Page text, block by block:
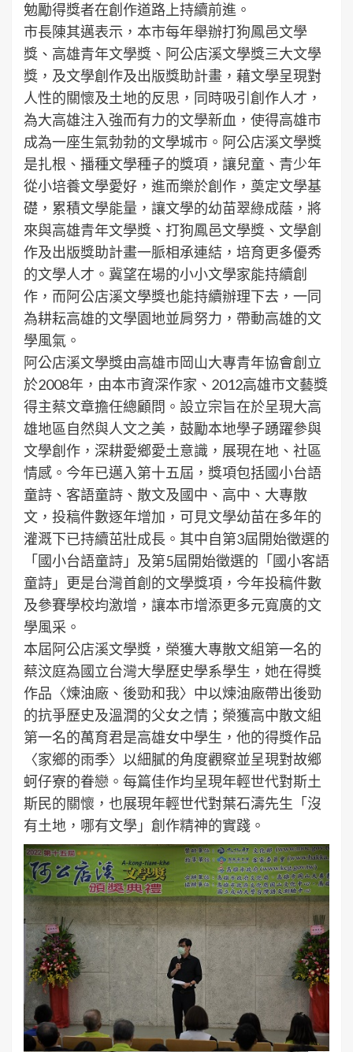
勉勵得獎者在創作道路上持續前進。
市長陳其邁表示，本市每年舉辦打狗鳳邑文學
獎、高雄青年文學獎、阿公店溪文學獎三大文學
獎，及文學創作及出版獎助計畫，藉文學呈現對
人性的關懷及土地的反思，同時吸引創作人才，
為大高雄注入強而有力的文學新血，使得高雄市
成為一座生氣勃勃的文學城市。阿公店溪文學獎
是扎根、播種文學種子的獎項，讓兒童、青少年
從小培養文學愛好，進而樂於創作，奠定文學基
礎，累積文學能量，讓文學的幼苗翠綠成蔭，將
來與高雄青年文學獎、打狗鳳邑文學獎、文學創
作及出版獎助計畫一脈相承連結，培育更多優秀
的文學人才。冀望在場的小小文學家能持續創
作，而阿公店溪文學獎也能持續辦理下去，一同
為耕耘高雄的文學園地並肩努力，帶動高雄的文
學風氣。
阿公店溪文學獎由高雄市岡山大專青年協會創立
於2008年，由本市資深作家、2012高雄市文藝獎
得主蔡文章擔任總顧問。設立宗旨在於呈現大高
雄地區自然與人文之美，鼓勵本地學子踴躍參與
文學創作，深耕愛鄉愛土意識，展現在地、社區
情感。今年已邁入第十五屆，獎項包括國小台語
童詩、客語童詩、散文及國中、高中、大專散
文，投稿件數逐年增加，可見文學幼苗在多年的
灌溉下已持續茁壯成長。其中自第3屆開始徵選的
「國小台語童詩」及第5屆開始徵選的「國小客語
童詩」更是台灣首創的文學獎項，今年投稿件數
及參賽學校均激增，讓本市增添更多元寬廣的文
學風采。
本屆阿公店溪文學獎，榮獲大專散文組第一名的
蔡汶庭為國立台灣大學歷史學系學生，她在得獎
作品〈煉油廠、後勁和我〉中以煉油廠帶出後勁
的抗爭歷史及溫潤的父女之情；榮獲高中散文組
第一名的萬育君是高雄女中學生，他的得獎作品
〈家鄉的雨季〉以細膩的角度觀察並呈現對故鄉
蚵仔寮的眷戀。每篇佳作均呈現年輕世代對斯土
斯民的關懷，也展現年輕世代對葉石濤先生「沒
有土地，哪有文學」創作精神的實踐。